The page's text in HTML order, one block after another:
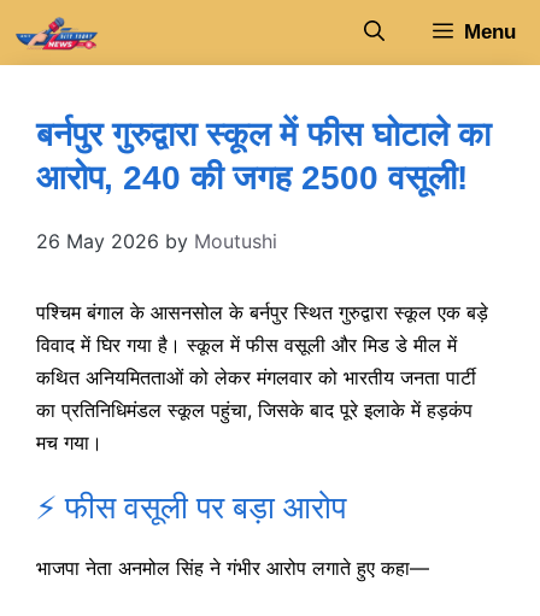
Menu
बर्नपुर गुरुद्वारा स्कूल में फीस घोटाले का
आरोप, 240 की जगह 2500 वसूली!
26 May 2026 by Moutushi
पश्चिम बंगाल के आसनसोल के बर्नपुर स्थित गुरुद्वारा स्कूल एक बड़े
विवाद में घिर गया है। स्कूल में फीस वसूली और मिड डे मील में
कथित अनियमितताओं को लेकर मंगलवार को भारतीय जनता पार्टी
का प्रतिनिधिमंडल स्कूल पहुंचा, जिसके बाद पूरे इलाके में हड़कंप
मच गया।
⚡ फीस वसूली पर बड़ा आरोप
भाजपा नेता अनमोल सिंह ने गंभीर आरोप लगाते हुए कहा—